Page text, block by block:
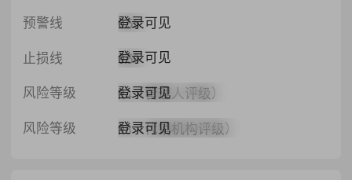
功计提业绩报酬基准日的间隔不应
算日以及合同约定的其他业绩报酬
除外。(2) 业绩报酬的计算：业绩报
酬的计算采用单个投资者单笔高水
位净值法，即各类基金份额持有人
预警线 0.55
登录可见
止损线 0.50
登录可见
风险等级 R4（管理人评级）
登录可见
风险等级 R5（代销机构评级）
登录可见